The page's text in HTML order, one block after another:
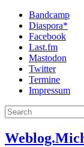
Bandcamp
Diaspora*
Facebook
Last.fm
Mastodon
Twitter
Termine
Impressum